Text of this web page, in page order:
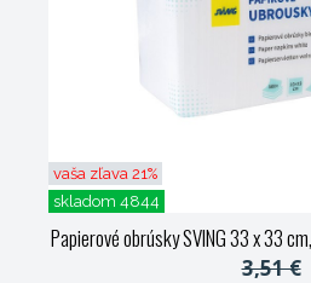
vaša zľava 21%
skladom 4844
Papierové obrúsky SVING 33 x 33
3,51 €